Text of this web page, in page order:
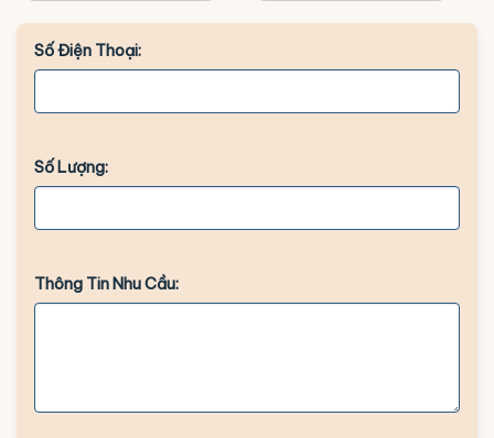
Số Điện Thoại:
Số Lượng:
Thông Tin Nhu Cầu: